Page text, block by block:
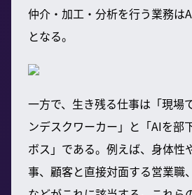
仲介・加工・分析を行う業務は
となる。
一方で、生き残る仕事は「現場
ンデスクワーカー」と「AIを部
ボス」である。例えば、身体性
事、顧客と直接対面する営業職